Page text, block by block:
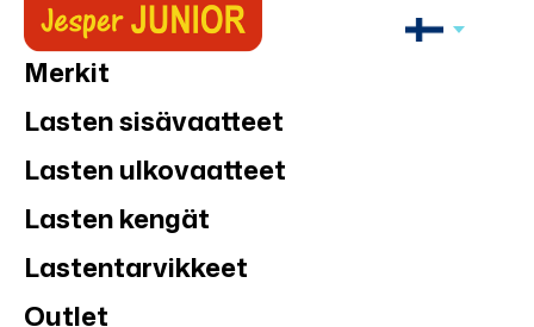
Merkit
Lasten sisävaatteet
Lasten ulkovaatteet
Lasten kengät
Lastentarvikkeet
Outlet